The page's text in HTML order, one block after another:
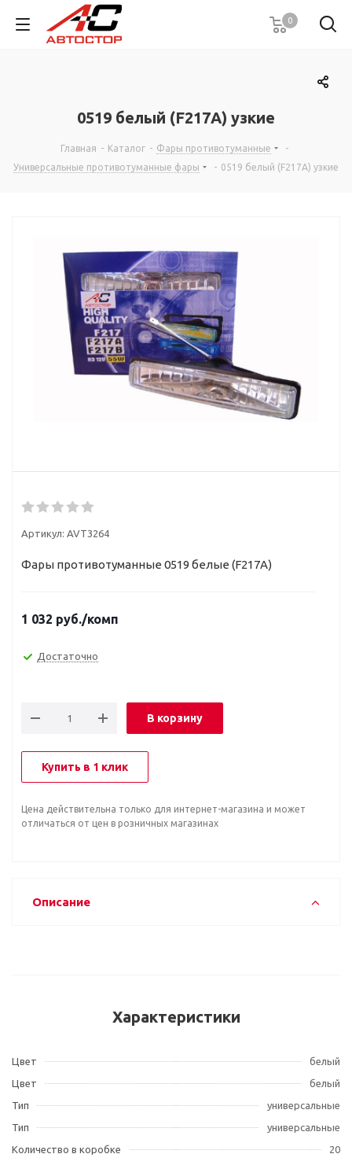
0
0519 белый (F217A) узкие
Главная - Каталог - Фары противотуманные
-
Универсальные противотуманные фары
- 0519 белый (F217A) узкие
Артикул: AVT3264
Фары противотуманные 0519 белые (F217A)
1 032 руб./комп
Достаточно
В корзину
Купить в 1 клик
Цена действительна только для интернет-магазина и может
отличаться от цен в розничных магазинах
Описание
Характеристики
Цвет
белый
Цвет
белый
Тип
универсальные
Тип
универсальные
Количество в коробке
20